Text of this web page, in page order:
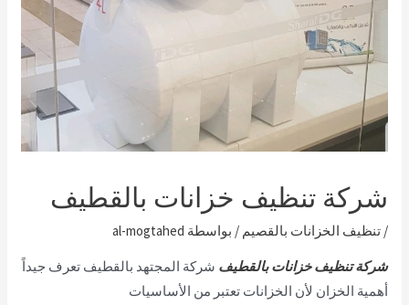
شركة تنظيف خزانات بالقطيف
/تنظيف الخزانات بالقصيم / بواسطة al-mogtahed
شركة تنظيف خزانات بالقطيف شركة المجتهد بالقطيف تعرف جيداً
أهمية الخزان لأن الخزانات تعتبر من الأساسيات